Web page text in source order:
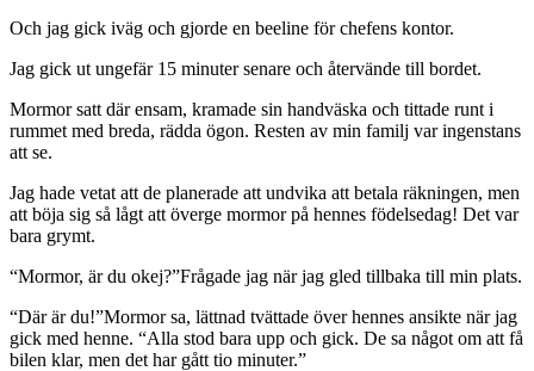
Och jag gick iväg och gjorde en beeline för chefens kontor.
Jag gick ut ungefär 15 minuter senare och återvände till bordet.
Mormor satt där ensam, kramade sin handväska och tittade runt i
rummet med breda, rädda ögon. Resten av min familj var ingenstans
att se.
Jag hade vetat att de planerade att undvika att betala räkningen, men
att böja sig så lågt att överge mormor på hennes födelsedag! Det var
bara grymt.
“Mormor, är du okej?”Frågade jag när jag gled tillbaka till min plats.
“Där är du!”Mormor sa, lättnad tvättade över hennes ansikte när jag
gick med henne. “Alla stod bara upp och gick. De sa något om att få
bilen klar, men det har gått tio minuter.”